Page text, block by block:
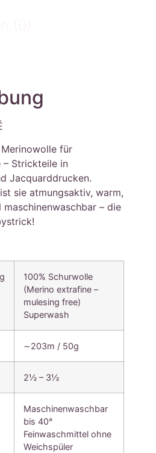
(0)
für
– Strickteile in
Jacquarddrucken.
sie atmungsaktiv, warm,
– die
100% Schurwolle
(Merino extrafine –
mulesing free)
Superwash
∼203m / 50g
2½ – 3½
Maschinenwaschbar
bis 40°
Feinwaschmittel ohne
Weichspüler